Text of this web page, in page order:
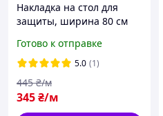
Накладка на стол для
защиты, ширина 80 см
Готово к отправке
5.0 (1)
345₴/м
445 ₴/м